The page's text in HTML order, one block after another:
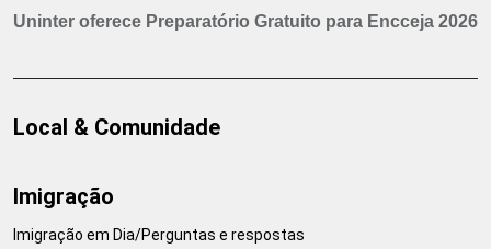
Uninter oferece Preparatório Gratuito para Encceja 2026
Local & Comunidade
Imigração
Imigração em Dia/Perguntas e respostas